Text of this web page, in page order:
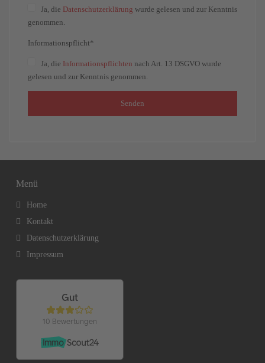
Ja, die Datenschutzerklärung wurde gelesen und zur Kenntnis
genommen.
Informationspflicht*
Ja, die Informationspflichten nach Art. 13 DSGVO wurde
gelesen und zur Kenntnis genommen.
Senden
Menü
Home
Kontakt
Datenschutzerklärung
Impressum